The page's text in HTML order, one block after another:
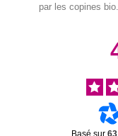
par les copines bio.
Basé sur63